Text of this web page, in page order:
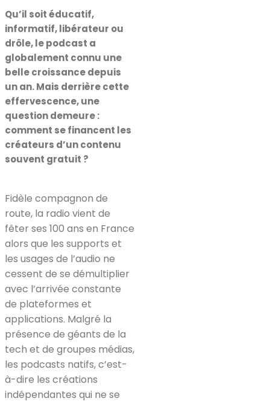
Qu’il soit éducatif,
informatif, libérateur ou
drôle, le podcast a
globalement connu une
belle croissance depuis
un an. Mais derrière cette
effervescence, une
question demeure :
comment se financent les
créateurs d’un contenu
souvent gratuit ?
Fidèle compagnon de
route, la radio vient de
fêter ses 100 ans en France
alors que les supports et
les usages de l’audio ne
cessent de se démultiplier
avec l’arrivée constante
de plateformes et
applications. Malgré la
présence de géants de la
tech et de groupes médias,
les podcasts natifs, c’est-
à-dire les créations
indépendantes qui ne se